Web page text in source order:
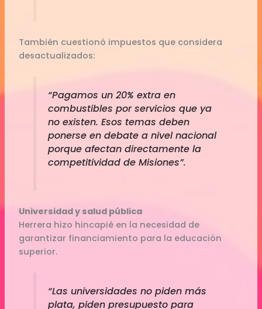
También cuestionó impuestos que considera
desactualizados:
“Pagamos un 20% extra en
combustibles por servicios que ya
no existen. Esos temas deben
ponerse en debate a nivel nacional
porque afectan directamente la
competitividad de Misiones”.
Universidad y salud pública
Herrera hizo hincapié en la necesidad de
garantizar financiamiento para la educación
superior.
“Las universidades no piden más
plata, piden presupuesto para